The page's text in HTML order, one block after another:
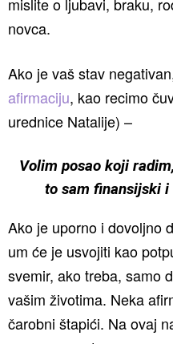
novca.
Ako je vaš stav
afirmaciju, kao recimo
urednice Natalije) –
Volim posao koji
to sam finansijski
Ako je uporno i dovoljno
um će je usvojiti kao
svemir, ako treba, samo
vašim životima. Neka
čarobni štapići. Na ovaj